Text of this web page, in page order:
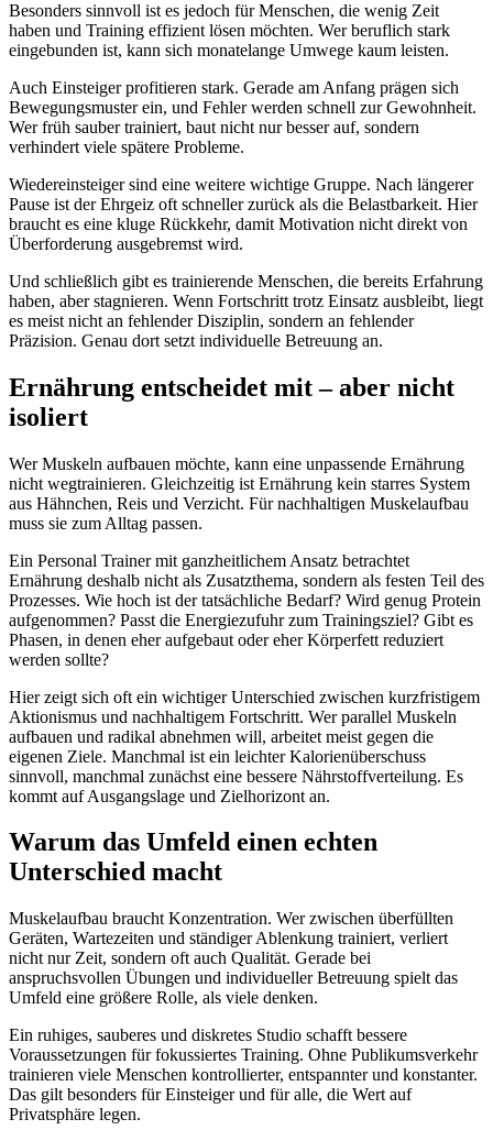
Besonders sinnvoll ist es jedoch für Menschen, die wenig Zeit
haben und Training effizient lösen möchten. Wer beruflich stark
eingebunden ist, kann sich monatelange Umwege kaum leisten.
Auch Einsteiger profitieren stark. Gerade am Anfang prägen sich
Bewegungsmuster ein, und Fehler werden schnell zur Gewohnheit.
Wer früh sauber trainiert, baut nicht nur besser auf, sondern
verhindert viele spätere Probleme.
Wiedereinsteiger sind eine weitere wichtige Gruppe. Nach längerer
Pause ist der Ehrgeiz oft schneller zurück als die Belastbarkeit. Hier
braucht es eine kluge Rückkehr, damit Motivation nicht direkt von
Überforderung ausgebremst wird.
Und schließlich gibt es trainierende Menschen, die bereits Erfahrung
haben, aber stagnieren. Wenn Fortschritt trotz Einsatz ausbleibt, liegt
es meist nicht an fehlender Disziplin, sondern an fehlender
Präzision. Genau dort setzt individuelle Betreuung an.
Ernährung entscheidet mit – aber nicht
isoliert
Wer Muskeln aufbauen möchte, kann eine unpassende Ernährung
nicht wegtrainieren. Gleichzeitig ist Ernährung kein starres System
aus Hähnchen, Reis und Verzicht. Für nachhaltigen Muskelaufbau
muss sie zum Alltag passen.
Ein Personal Trainer mit ganzheitlichem Ansatz betrachtet
Ernährung deshalb nicht als Zusatzthema, sondern als festen Teil des
Prozesses. Wie hoch ist der tatsächliche Bedarf? Wird genug Protein
aufgenommen? Passt die Energiezufuhr zum Trainingsziel? Gibt es
Phasen, in denen eher aufgebaut oder eher Körperfett reduziert
werden sollte?
Hier zeigt sich oft ein wichtiger Unterschied zwischen kurzfristigem
Aktionismus und nachhaltigem Fortschritt. Wer parallel Muskeln
aufbauen und radikal abnehmen will, arbeitet meist gegen die
eigenen Ziele. Manchmal ist ein leichter Kalorienüberschuss
sinnvoll, manchmal zunächst eine bessere Nährstoffverteilung. Es
kommt auf Ausgangslage und Zielhorizont an.
Warum das Umfeld einen echten
Unterschied macht
Muskelaufbau braucht Konzentration. Wer zwischen überfüllten
Geräten, Wartezeiten und ständiger Ablenkung trainiert, verliert
nicht nur Zeit, sondern oft auch Qualität. Gerade bei
anspruchsvollen Übungen und individueller Betreuung spielt das
Umfeld eine größere Rolle, als viele denken.
Ein ruhiges, sauberes und diskretes Studio schafft bessere
Voraussetzungen für fokussiertes Training. Ohne Publikumsverkehr
trainieren viele Menschen kontrollierter, entspannter und konstanter.
Das gilt besonders für Einsteiger und für alle, die Wert auf
Privatsphäre legen.